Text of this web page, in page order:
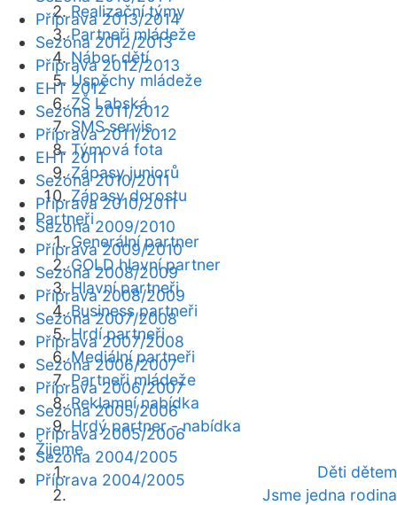
Realizační týmy
Partneři mládeže
Nábor dětí
Úspěchy mládeže
ZŠ Labská
SMS servis
Týmová fota
Zápasy juniorů
Zápasy dorostu
Partneři
Generální partner
GOLD hlavní partner
Hlavní partneři
Business partneři
Hrdí partneři
Mediální partneři
Partneři mládeže
Reklamní nabídka
Hrdý partner - nabídka
Žijeme
Děti dětem
Jsme jedna rodina
Příprava 2013/2014
Sezóna 2012/2013
Příprava 2012/2013
EHT 2012
Sezóna 2011/2012
Příprava 2011/2012
EHT 2011
Sezóna 2010/2011
Příprava 2010/2011
Sezóna 2009/2010
Příprava 2009/2010
Sezóna 2008/2009
Příprava 2008/2009
Sezóna 2007/2008
Příprava 2007/2008
Sezóna 2006/2007
Příprava 2006/2007
Sezóna 2005/2006
Příprava 2005/2006
Sezóna 2004/2005
Příprava 2004/2005